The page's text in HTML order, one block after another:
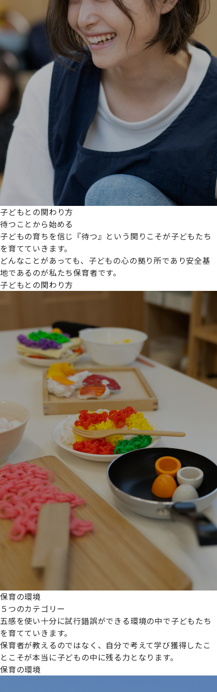
子どもとの関わり方
待つことから始める
子どもの育ちを信じ『待つ』という関りこそが子どもたち
を育てていきます。
どんなことがあっても、子どもの心の拠り所であり安全基
地であるのが私たち保育者です。
子どもとの関わり方
保育の環境
５つのカテゴリー
五感を使い十分に試行錯誤ができる環境の中で子どもたち
を育てていきます。
保育者が教えるのではなく、自分で考えて学び獲得したこ
とこそが本当に子どもの中に残る力となります。
保育の環境